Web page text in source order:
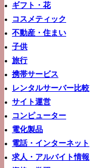
ギフト・花
コスメティック
不動産・住まい
子供
旅行
携帯サービス
レンタルサーバー比較
サイト運営
コンピューター
電化製品
電話・インターネット
求人・アルバイト情報